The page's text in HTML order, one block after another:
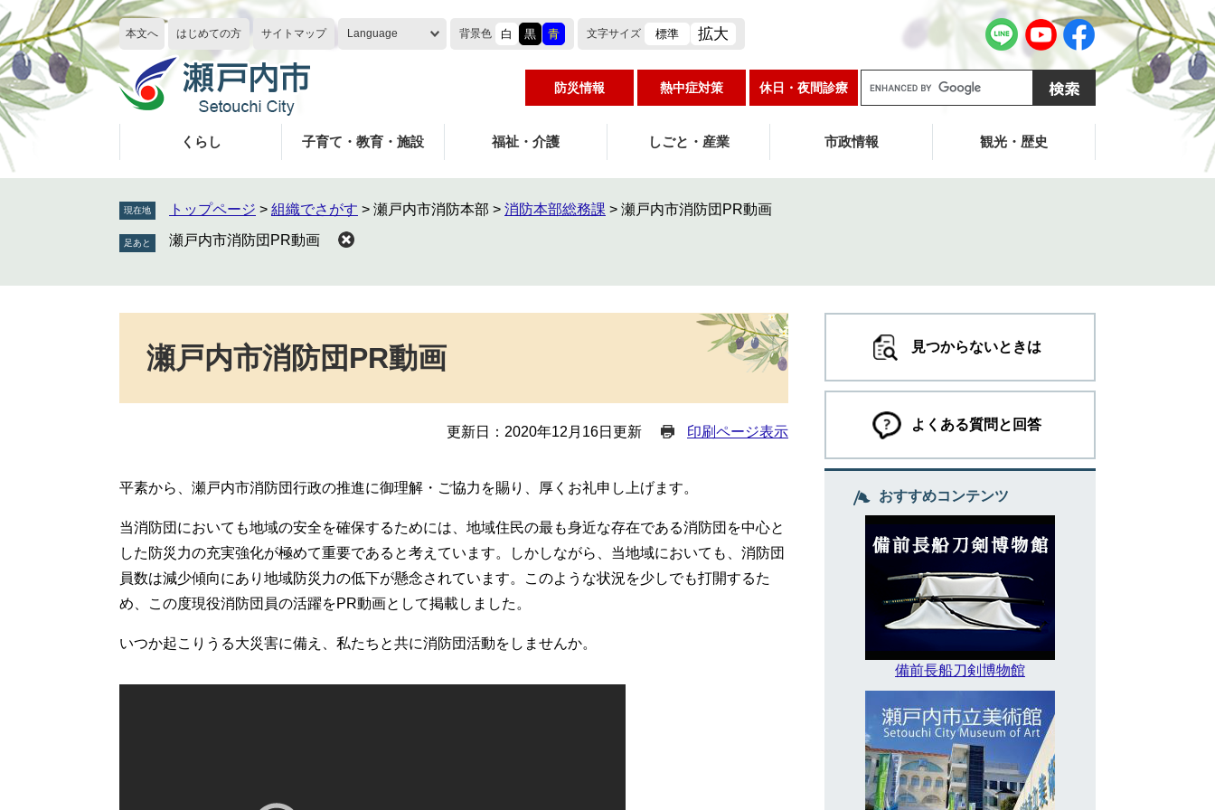
ペ
ー
ジ
の
先
頭
で
す
メ
ニ
ュ
ー
を
飛
ば
し
本文へ はじめての方 サイトマップ Language 背景色 白 黒 青 文字サイズ 標準 拡大
防災情報 熱中症対策 休日・夜間診療
g
e
くらし 子育て・教育・施設 福祉・介護 しごと・産業 市政情報 観光・歴史
現在地 トップページ > 組織でさがす > 瀬戸内市消防本部 > 消防本部総務課 > 瀬戸内市消防団PR動画
瀬戸内市消防団PR動画
瀬戸内市消防団PR動画
更新日：2020年12月16日更新 印刷ページ表示
平素から、瀬戸内市消防団行政の推進に御理解・ご協力を賜り、厚くお礼申し上げます。
当消防団においても地域の安全を確保するためには、地域住民の最も身近な存在である消防団を中心と
した防災力の充実強化が極めて重要であると考えています。しかしながら、当地域においても、消防団
員数は減少傾向にあり地域防災力の低下が懸念されています。このような状況を少しでも打開するた
め、この度現役消防団員の活躍をPR動画として掲載しました。
いつか起こりうる大災害に備え、私たちと共に消防団活動をしませんか。
見つからないときは
よくある質問と回答
おすすめコンテンツ
備前長船刀剣博物館